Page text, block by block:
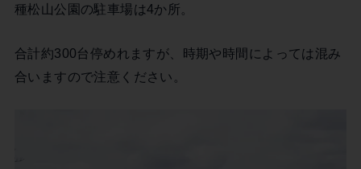
種松山公園の駐車場は4か所。
合計約300台停めれますが、時期や時間によっては混み
合いますので注意ください。